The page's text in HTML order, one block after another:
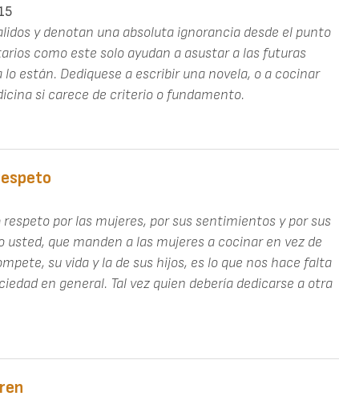
y denotan una absoluta ignorancia desde el punto
como este solo ayudan a asustar a las futuras
lo están. Dediquese a escribir una novela, o a cocinar
si carece de criterio o fundamento.
por las mujeres, por sus sentimientos y por sus
usted, que manden a las mujeres a cocinar en vez de
su vida y la de sus hijos, es lo que nos hace falta
en general. Tal vez quien debería dedicarse a otra